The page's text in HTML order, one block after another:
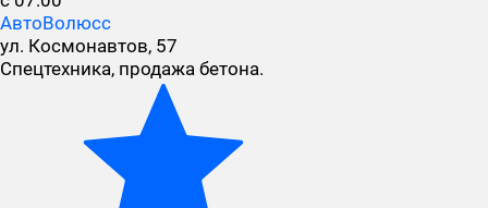
АвтоВолюсс
ул. Космонавтов, 57
Спецтехника, продажа бетона.